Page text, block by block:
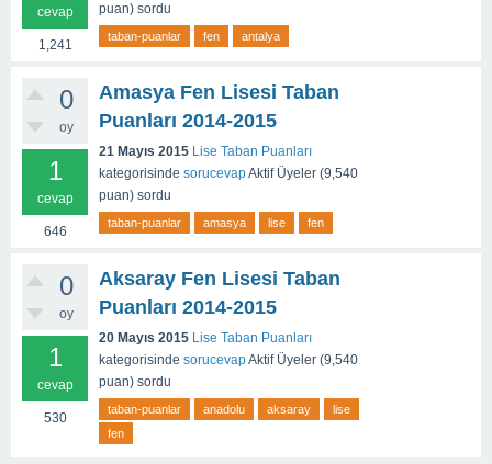
cevap
1,241
puan) sordu
taban-puanlar fen antalya
0
oy
1
cevap
646
Amasya Fen Lisesi Taban
Puanları 2014-2015
21 Mayıs 2015 Lise Taban Puanları
kategorisinde sorucevapAktif Üyeler (9,540
puan) sordu
taban-puanlar amasya lise fen
0
oy
1
cevap
530
Aksaray Fen Lisesi Taban
Puanları 2014-2015
20 Mayıs 2015 Lise Taban Puanları
kategorisinde sorucevapAktif Üyeler (9,540
puan) sordu
taban-puanlar anadolu aksaray
lise
fen